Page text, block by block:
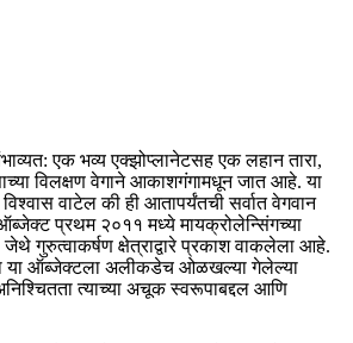
एक भव्य एक्झोप्लानेटसह एक लहान तारा,
विलक्षण वेगाने आकाशगंगामधून जात आहे. या
वाटेल की ही आतापर्यंतची सर्वात वेगवान
प्रथम २०११ मध्ये मायक्रोलेन्सिंगच्या
गुरुत्वाकर्षण क्षेत्राद्वारे प्रकाश वाकलेला आहे.
या ऑब्जेक्टला अलीकडेच ओळखल्या गेलेल्या
त्याच्या अचूक स्वरूपाबद्दल आणि